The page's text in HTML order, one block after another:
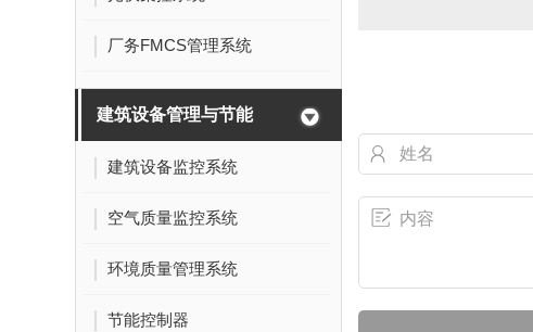
厂务FMCS管理系统
建筑设备管理与节能
建筑设备监控系统
空气质量监控系统
环境质量管理系统
节能控制器